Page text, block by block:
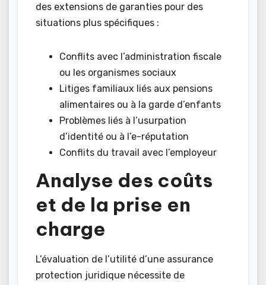
des extensions de garanties pour des
situations plus spécifiques :
Conflits avec l’administration fiscale
ou les organismes sociaux
Litiges familiaux liés aux pensions
alimentaires ou à la garde d’enfants
Problèmes liés à l’usurpation
d’identité ou à l’e-réputation
Conflits du travail avec l’employeur
Analyse des coûts
et de la prise en
charge
L’évaluation de l’utilité d’une assurance
protection juridique nécessite de